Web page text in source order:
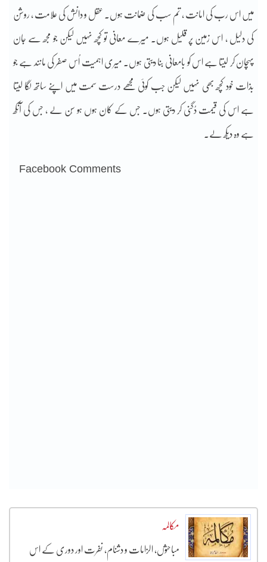
میں اس رب کی امانت ، تم سب کی ضمانت ہوں۔ عقل و دانش کی علامت ، روشن
کی دلیل ، اس زمین پر قلیل ہوں۔ میرے معانی تو کچھ نہیں لیکن جو مجھ سے جان
پہچان کر لیتا ہے اس کو بامعانی بنا دیتی ہوں۔ میری اہمیت اُس صفر کی مانند ہے جو
بذات خود کچھ بھی نہیں لیکن جب کوئی مجھے درست سمت میں اپنے ساتھ لگا لیتا
ہے اس کی قیمت دُگنی کر دیتی ہوں۔ جس کے کان ہوں ہو سُن لے ، جس کی آنکھ
ہے وہ دیکھ لے۔
Facebook Comments
مکالمہ
مباحثوں، الزامات و دشنام، نفرت اور دوری کے اس